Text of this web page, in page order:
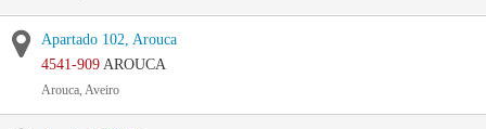
Apartado 102, Arouca
4541-909 AROUCA
Arouca, Aveiro